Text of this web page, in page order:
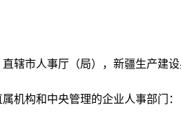
市人事厅（局），新疆生产建设
机构和中央管理的企业人事部门：